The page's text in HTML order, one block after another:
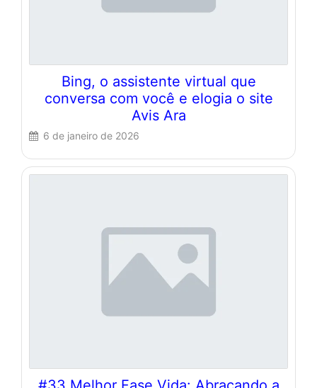
Bing, o assistente virtual que
conversa com você e elogia o site
Avis Ara
6 de janeiro de 2026